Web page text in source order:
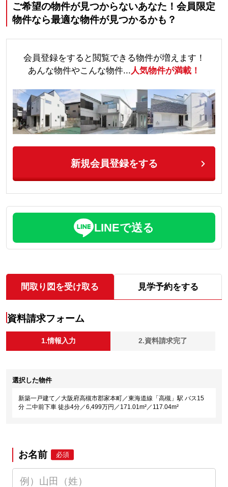
ご希望の物件が見つからないあなた！会員限定
物件なら最適な物件が見つかるかも？
会員登録をすると閲覧できる物件が増えます！
あんな物件やこんな物件... 人気物件が満載！
新規会員登録をする
LINEで送る
間取り図を受け取る 見学予約をする
資料請求フォーム
1.情報入力 2.資料請求完了
選択した物件
新築一戸建て／大阪府高槻市郡家本町／東海道線「高槻」駅 バス15
分 二中前下車 徒歩4分／6,499万円／171.01m²／117.04m²
お名前 必須